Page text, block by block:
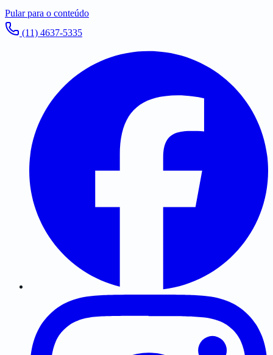
Pular para o conteúdo
(11) 4637-5335